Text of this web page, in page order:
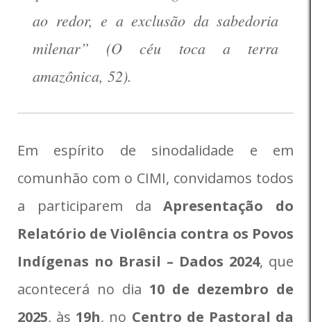
ao redor, e a exclusão da sabedoria
milenar” (O céu toca a terra
amazônica, 52).
Em espírito de sinodalidade e em
comunhão com o CIMI, convidamos todos
a participarem daApresentação do
Relatório de Violência contra os Povos
Indígenas no Brasil – Dados 2024, que
acontecerá no dia 10 de dezembro de
2025, às 19h, no Centro de Pastoral da